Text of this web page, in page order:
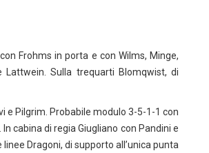
Frohms in porta e con Wilms, Minge,
Sulla trequarti Blomqwist, di
e Pilgrim. Probabile modulo 3-5-1-1 con
cabina di regia Giugliano con Pandini e
Dragoni, di supporto all’unica punta